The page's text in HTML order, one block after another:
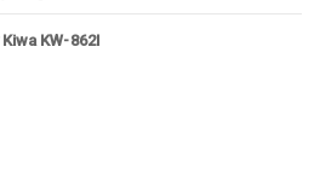
KW-862I